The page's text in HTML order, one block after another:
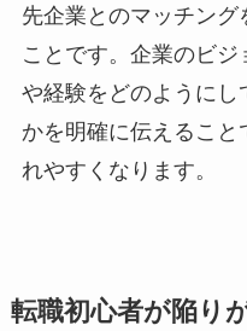
先企業とのマッチング
ことです。企業のビ
や経験をどのようにし
かを明確に伝えること
れやすくなります。
転職初心者が陥り